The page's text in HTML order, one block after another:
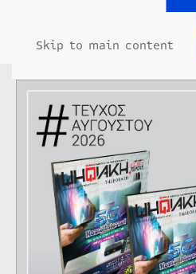
Skip to main content